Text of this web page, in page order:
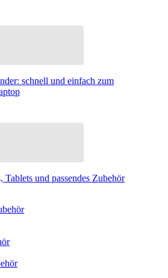
schnell und einfach zum
Tablets und passendes Zubehör